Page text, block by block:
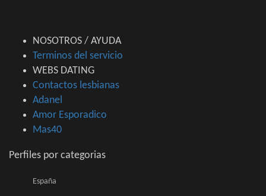
NOSOTROS / AYUDA
Terminos del servicio
WEBS DATING
Contactos lesbianas
Adanel
Amor Esporadico
Mas40
Perfiles por categorias
España